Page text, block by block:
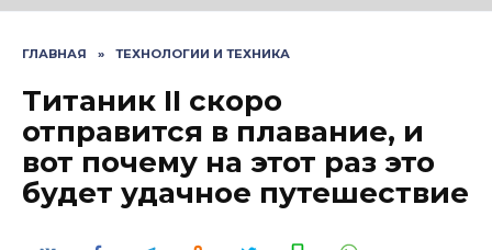
ГЛАВНАЯ » ТЕХНОЛОГИИ И ТЕХНИКА
Титаник II скоро
отправится в плавание, и
вот почему на этот раз это
будет удачное путешествие